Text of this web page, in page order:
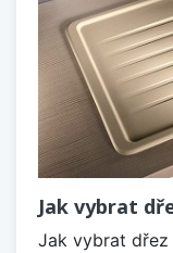
Jak vybrat
Jak vybrat dřez